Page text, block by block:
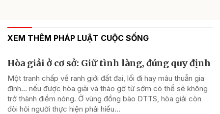
XEM THÊM PHÁP LUẬT CUỘC SỐNG
Hòa giải ở cơ sở: Giữ tình làng, đúng quy định
Một tranh chấp về ranh giới đất đai, lối đi hay mâu thuẫn gia
đình... nếu được hòa giải và tháo gỡ từ sớm có thể sẽ không
trở thành điểm nóng. Ở vùng đồng bào DTTS, hòa giải còn
đòi hỏi người thực hiện phải hiểu...